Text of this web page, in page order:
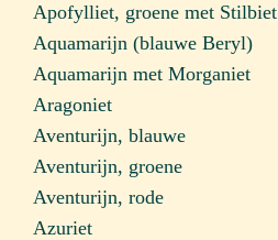
Apofylliet, groene met Stilbiet
Aquamarijn (blauwe Beryl)
Aquamarijn met Morganiet
Aragoniet
Aventurijn, blauwe
Aventurijn, groene
Aventurijn, rode
Azuriet